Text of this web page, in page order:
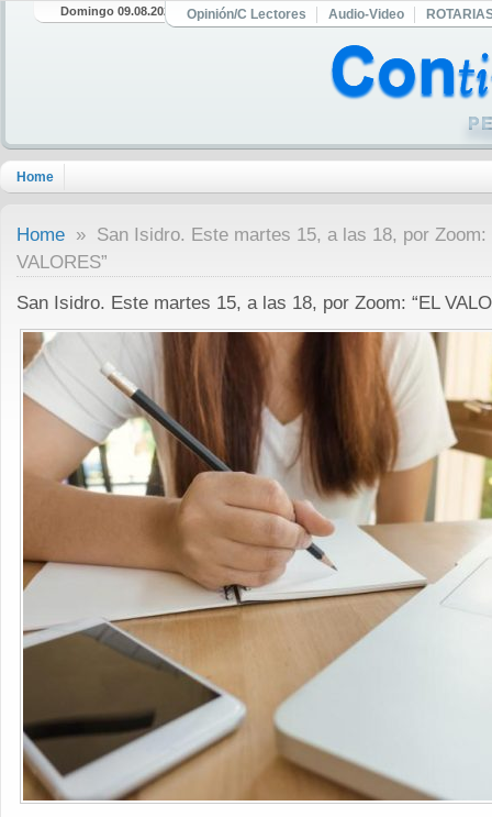
Domingo 09.08.2026 Opinión/C Lectores Audio-Video
Home
Home » San Isidro. Este martes 15, a las 18, por Zoom:
VALORES”
San Isidro. Este martes 15, a las 18, por Zoom: “EL